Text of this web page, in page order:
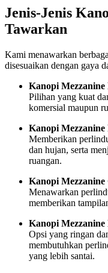
Jenis-Jenis
Tawarkan
Kami menawarkan
disesuaikan dengan gaya
Kanopi Mezzanine
Pilihan yang kuat
komersial maupun
Kanopi Mezzanine
Memberikan
dan hujan, serta
ruangan.
Kanopi Mezzanine
Menawarkan
memberikan
Kanopi Mezzanine
Opsi yang ringan
membutuhkan
yang lebih santai.